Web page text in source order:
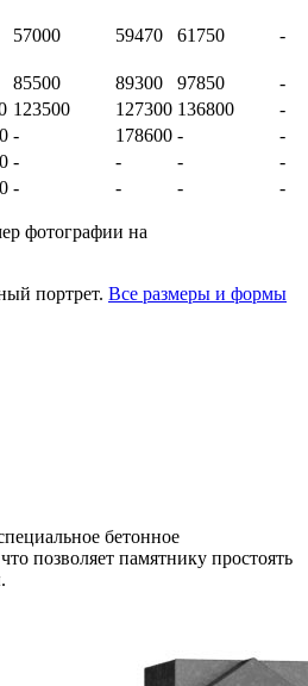
57000 59470 61750 -
85500 89300 97850
-
123500 127300 136800
-
- 178600 -
-
- - -
-
- - - -
фотографии на
портрет. Все размеры и формы
бетонное
позволяет памятнику простоять